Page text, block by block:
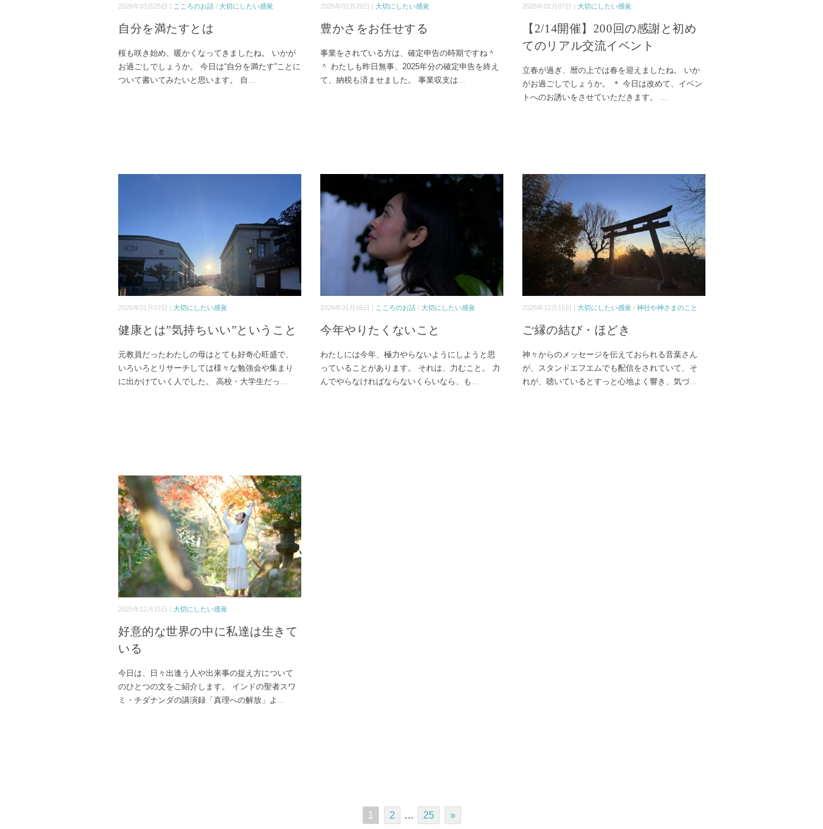
2026年03月25日 | こころのお話/ 大切にしたい感覚
自分を満たすとは
桜も咲き始め、暖かくなってきましたね。 いかが
お過ごしでしょうか。 今日は“自分を満たす”ことに
ついて書いてみたいと思います。 自
2026年02月28日 |大切にしたい感覚
豊かさをお任せする
事業をされている方は、確定申告の時期ですね＾
＾ わたしも昨日無事、2025年分の確定申告を終え
て、納税も済ませました。 事業収支は
2026年02月07日 |大切にしたい感覚
【2/14開催】200回の感謝と初め
てのリアル交流イベント
立春が過ぎ、暦の上では春を迎えましたね。 いか
がお過ごしでしょうか。 ＊ 今日は改めて、イベン
トへのお誘いをさせていただきます。
2026年01月07日 | 大切にしたい感覚
健康とは”気持ちいい”ということ
元教員だったわたしの母はとても好奇心旺盛で、
いろいろとリサーチしては様々な勉強会や集まり
に出かけていく人でした。 高校・大学生だっ
2026年01月05日 | こころのお話 /大切にしたい感覚
今年やりたくないこと
わたしには今年、極力やらないようにしようと思
っていることがあります。 それは、力むこと。 力
んでやらなければならないくらいなら、も
2025年12月16日 |大切にしたい感覚 /神社や神さまのこと
ご縁の結び・ほどき
神々からのメッセージを伝えておられる音葉さん
が、スタンドエフエムでも配信をされていて、そ
れが、聴いているとすっと心地よく響き、気づ...
2025年12月15日 | 大切にしたい感覚
好意的な世界の中に私達は生きて
いる
今日は、日々出逢う人や出来事の捉え方について
のひとつの文をご紹介します。 インドの聖者スワ
ミ・チダナンダの講演録「真理への解放」よ
1 2 … 25 »